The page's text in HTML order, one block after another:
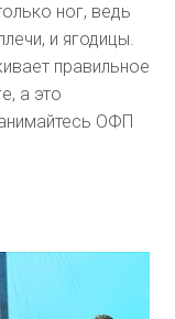
ног, ведь
и ягодицы.
правильное
а это
ОФП